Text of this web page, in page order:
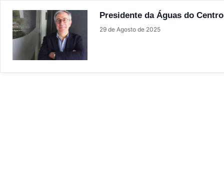
Presidente da Águas do
29 de Agosto de 2025